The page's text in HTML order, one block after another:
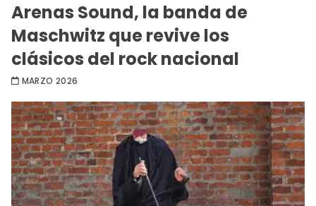
Arenas Sound, la banda de
Maschwitz que revive los
clásicos del rock nacional
MARZO 2026